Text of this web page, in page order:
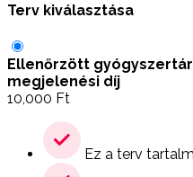
Terv kiválasztása
Ellenőrzött
megjelenési díj
10,000 Ft
Ez a terv